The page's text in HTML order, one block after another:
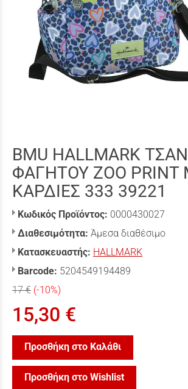
BMU HALLMARK
ΦΑΓΗΤΟΥ ZOO
ΚΑΡΔΙΕΣ 333 39221
Κωδικός Προϊόντος: 0000430027
Διαθεσιμότητα: Άμεσα διαθέσιμο
Κατασκευαστής: HALLMARK
Barcode: 5204549194489
17 € (-10%)
15,30 €
Προσθήκη στο Καλάθι
Προσθήκη στο Wishlist